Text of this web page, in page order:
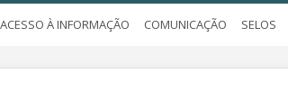
ACESSO À INFORMAÇÃO COMUNICAÇÃO SELOS